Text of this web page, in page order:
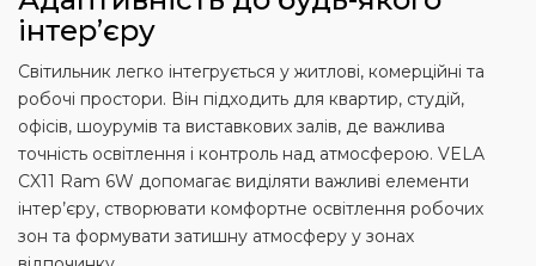
інтер’єру
Світильник легко інтегрується у житлові, комерційні та
робочі простори. Він підходить для квартир, студій,
офісів, шоурумів та виставкових залів, де важлива
точність освітлення і контроль над атмосферою. VELA
CX11 Ram 6W допомагає виділяти важливі елементи
інтер’єру, створювати комфортне освітлення робочих
зон та формувати затишну атмосферу у зонах